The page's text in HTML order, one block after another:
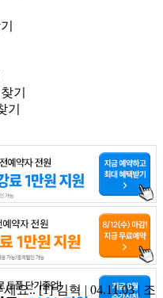
기
기
세요..[1] 김혁 | 04.11.03 | 조